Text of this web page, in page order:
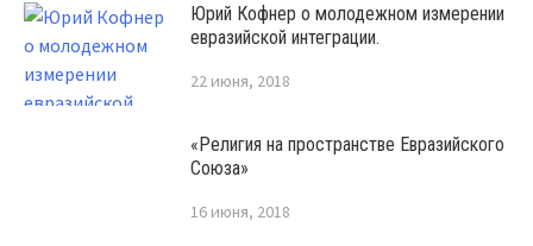
Юрий Кофнер о молодежном измерении
евразийской интеграции.
22 июня, 2018
«Религия на пространстве Евразийского
Союза»
16 июня, 2018